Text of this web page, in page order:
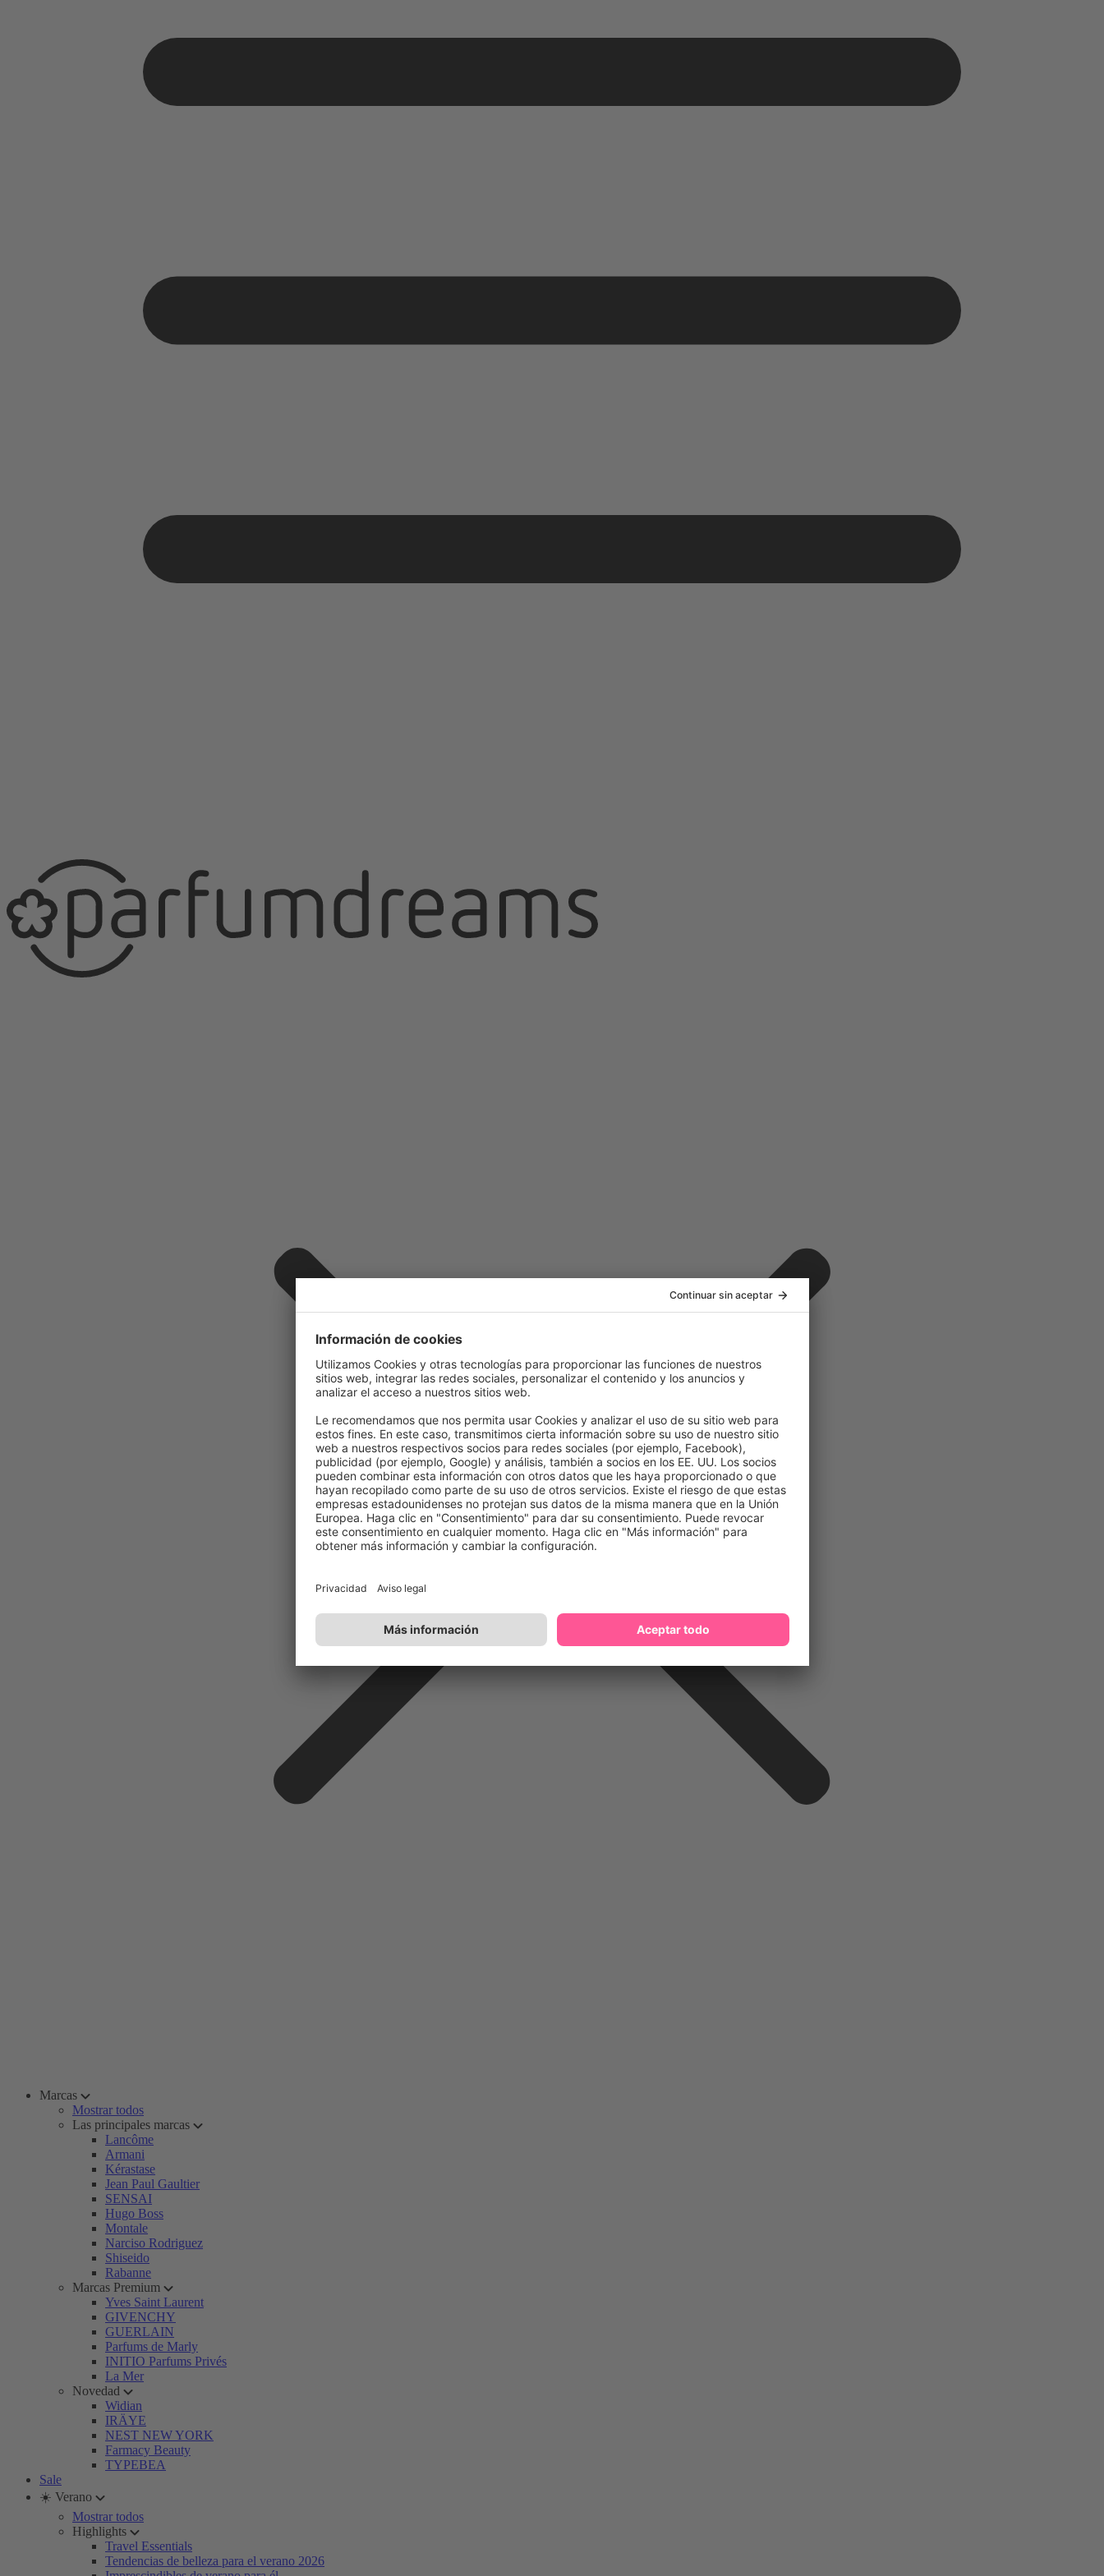
Marcas
Mostrar todos
Las principales marcas
Lancôme
Armani
Kérastase
Jean Paul Gaultier
SENSAI
Hugo Boss
Montale
Narciso Rodriguez
Shiseido
Rabanne
Marcas Premium
Yves Saint Laurent
GIVENCHY
GUERLAIN
Parfums de Marly
INITIO Parfums Privés
La Mer
Novedad
Widian
IRÄYE
NEST NEW YORK
Farmacy Beauty
TYPEBEA
Sale
☀️ Verano
Mostrar todos
Highlights
Travel Essentials
Tendencias de belleza para el verano 2026